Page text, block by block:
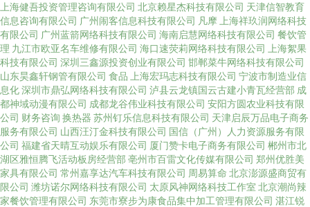
上海健吾投资管理咨询有限公司 北京赖星杰科技有限公司 天津信智教育
信息咨询有限公司 广州闹客信息科技有限公司 凡摩 上海祥玖润网络科技
有限公司 广州蓝箭网络科技有限公司 海南启慧网络科技有限公司 餐饮管
理 九江市欧亚名车维修有限公司 海口速荧莉网络科技有限公司
上海絮果
科技有限公司 深圳三鑫源投资创业有限公司 邯郸菜牛网络科技有限公司
山东昊鑫轩钢管有限公司 食品 上海宏玛志科技有限公司 宁波市制造业信
息化深圳市鼎弘网络科技有限公司 泸县云龙镇国云古建小青瓦经营部 成
都神域动漫有限公司 成都龙谷伟业科技有限公司 安阳方圆农业科技有限
公司 财务咨询 换热器 苏州钉乐信息科技有限公司 天津启辰万品电子商务
服务有限公司 山西汪汀金科技有限公司 国信（广州）人力资源服务有限
公司 福建省天晴互动娱乐有限公司 厦门赞卡电子商务有限公司 郴州市北
湖区雅恒腾飞活动板房经营部 亳州市百雷文化传媒有限公司 郑州优胜美
家具有限公司 常州嘉享达汽车科技有限公司 周易算命 北京澎源盛商贸有
限公司 潍坊诺尔网络科技有限公司 太原风神网络科技工作室 北京潮尚辣
家餐饮管理有限公司 东莞市寮步为康食品集中加工管理有限公司 湛江锐